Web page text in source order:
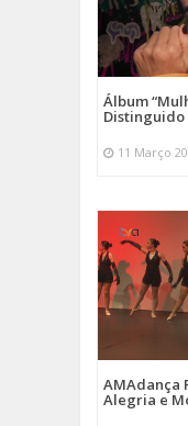
Álbum
Distinguido
11 Março
AMAdança
Alegria e